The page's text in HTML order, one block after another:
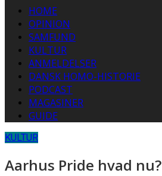
HOME
OPINION
SAMFUND
KULTUR
ANMELDELSER
DANSK HOMO-HISTORIE
PODCAST
MAGASINER
GUIDE
KULTUR
Aarhus Pride hvad nu?